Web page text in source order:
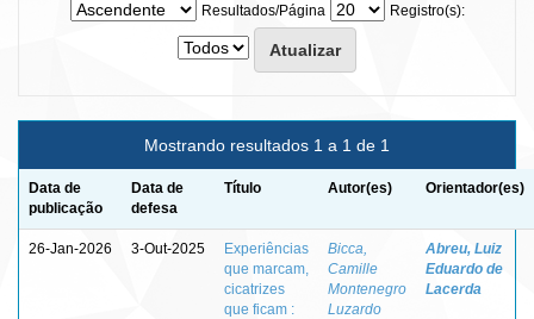
Resultados/Página
Registro(s):
Mostrando resultados 1 a 1 de 1
Data de
publicação
Data de
defesa
Título Autor(es) Orientador(es)
26-Jan-2026 3-Out-2025
Experiências
que marcam,
cicatrizes
que ficam :
Bicca,
Camille
Montenegro
Luzardo
Abreu, Luiz
Eduardo de
Lacerda